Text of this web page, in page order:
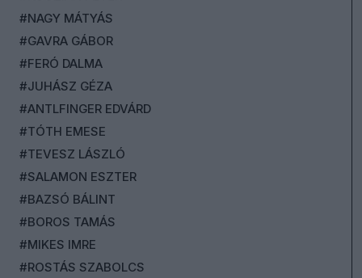
#NAGY MÁTYÁS
#GAVRA GÁBOR
#FERÓ DALMA
#JUHÁSZ GÉZA
#ANTLFINGER EDVÁRD
#TÓTH EMESE
#TEVESZ LÁSZLÓ
#SALAMON ESZTER
#BAZSÓ BÁLINT
#BOROS TAMÁS
#MIKES IMRE
#ROSTÁS SZABOLCS